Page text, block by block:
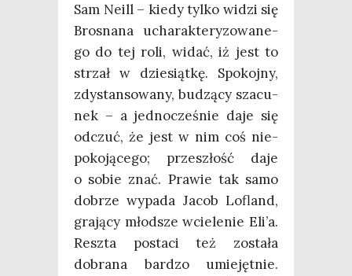
Sam Neill – kie­dy tyl­ko widzi się
Bro­sna­na ucha­rak­te­ry­zo­wa­ne­
go do tej roli, widać, iż jest to
strzał w dzie­siąt­kę. Spo­koj­ny,
zdy­stan­so­wa­ny, budzą­cy sza­cu­
nek – a jed­no­cze­śnie daje się
odczuć, że jest w nim coś nie­
po­ko­ją­ce­go; prze­szłość daje
o sobie znać. Pra­wie tak samo
dobrze wypa­da Jacob Lofland,
gra­ją­cy młod­sze wcie­le­nie Eli’a.
Resz­ta posta­ci też zosta­ła
dobra­na bar­dzo umie­jęt­nie.